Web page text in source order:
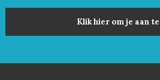
Klik hier om je aan